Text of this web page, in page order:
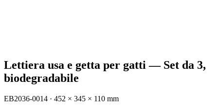
Lettiera usa e getta per gatti — Set da 3,
biodegradabile
EB2036-0014 · 452 × 345 × 110 mm